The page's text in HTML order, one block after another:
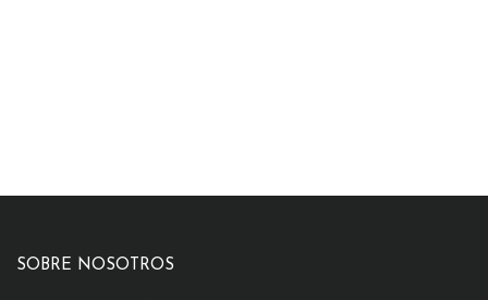
SOBRE NOSOTROS